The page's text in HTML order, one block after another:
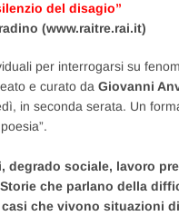
del disagio”
(www.raitre.rai.it)
per interrogarsi su
e curato da Giovanni
in seconda serata. Un
degrado sociale, lavoro
che parlano della
che vivono situazioni